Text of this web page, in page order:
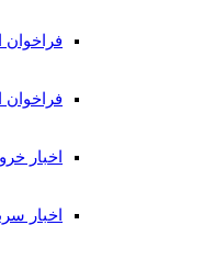
فراخوان امریه
فراخوان
اخبار خروج
اخبار